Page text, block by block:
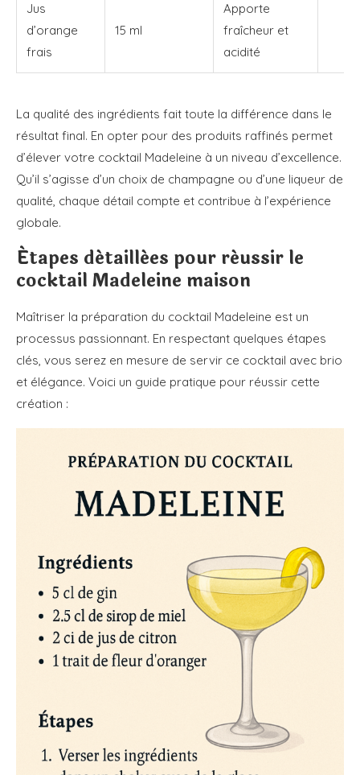
Jus
d’orange
frais
15 ml
Apporte
fraîcheur et
acidité
La qualité des ingrédients fait toute la différence dans le
résultat final. En opter pour des produits raffinés permet
d’élever votre cocktail Madeleine à un niveau d’excellence.
Qu’il s’agisse d’un choix de champagne ou d’une liqueur de
qualité, chaque détail compte et contribue à l’expérience
globale.
Étapes détaillées pour réussir le
cocktail Madeleine maison
Maîtriser la préparation du cocktail Madeleine est un
processus passionnant. En respectant quelques étapes
clés, vous serez en mesure de servir ce cocktail avec brio
et élégance. Voici un guide pratique pour réussir cette
création :